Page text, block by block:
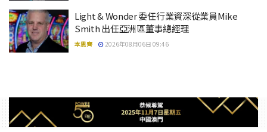
Light & Wonder 委任行業資深從業員Mike
Smith 出任亞洲區董事總經理
本思齊 2026年08月06日 09:46